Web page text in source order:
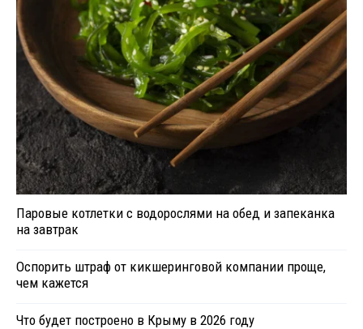
Паровые котлетки с водорослями на обед и запеканка
на завтрак
Оспорить штраф от кикшеринговой компании проще,
чем кажется
Что будет построено в Крыму в 2026 году